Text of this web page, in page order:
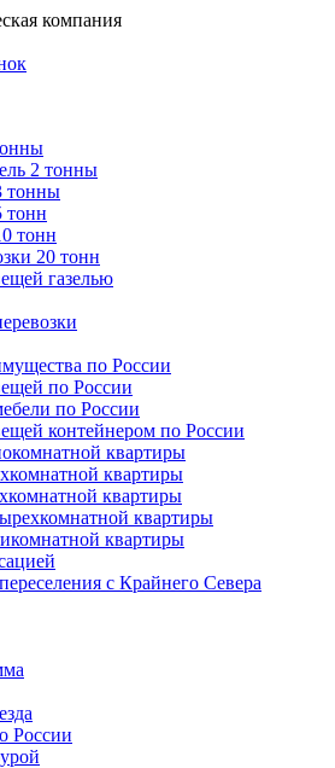
компания
2 тонны
тонны
тонн
тонн
20 тонн
газелью
по России
по России
по России
контейнером по России
квартиры
квартиры
квартиры
квартиры
квартиры
с Крайнего Севера
России